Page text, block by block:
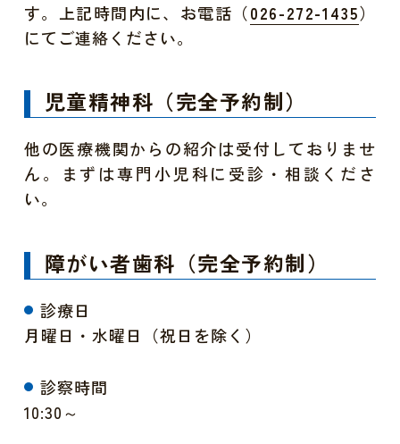
す。上記時間内に、お電話（026-272-1435）
にてご連絡ください。
児童精神科（完全予約制）
他の医療機関からの紹介は受付しておりませ
ん。まずは専門小児科に受診・相談くださ
い。
障がい者歯科（完全予約制）
診療日
月曜日・水曜日（祝日を除く）
診察時間
10:30～